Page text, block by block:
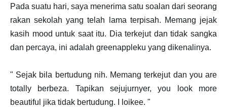
Pada suatu hari, saya menerima satu soalan dari seorang
rakan sekolah yang telah lama terpisah. Memang jejak
kasih mood untuk saat itu. Dia terkejut dan tidak sangka
dan percaya, ini adalah greenappleku yang dikenalinya.
" Sejak bila bertudung nih. Memang terkejut dan you are
totally berbeza. Tapikan sejujurnyer, you look more
beautiful jika tidak bertudung. I loikee. "